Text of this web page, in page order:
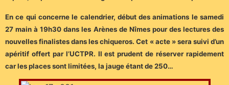
En ce qui concerne le calendrier, début des animations le samedi
27 main à 19h30 dans les Arènes de Nîmes pour des lectures des
nouvelles finalistes dans les chiqueros. Cet « acte » sera suivi d’un
apéritif offert par l’UCTPR. Il est prudent de réserver rapidement
car les places sont limitées, la jauge étant de 250…